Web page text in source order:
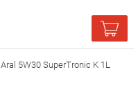
Aral 5W30 SuperTronic K 1L